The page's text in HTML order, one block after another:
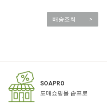
배송조회 >
SOAPRO
도매쇼핑몰 솝프로